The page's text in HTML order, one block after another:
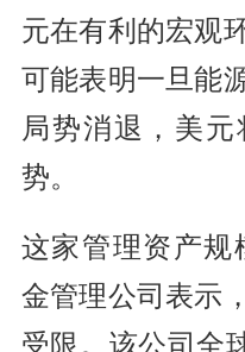
元在有利的宏观
可能表明一旦能
局势消退，美
势。
这家管理资产规
金管理公司表示
受限。该公司全